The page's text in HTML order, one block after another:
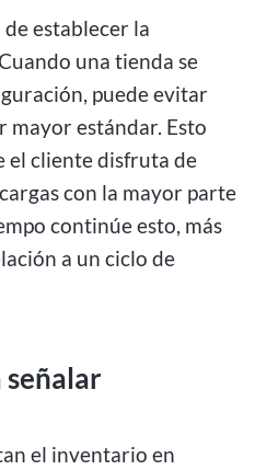
establecer la
una tienda se
puede evitar
mayor estándar. Esto
el cliente disfruta de
con la mayor parte
continúe esto, más
a un ciclo de
señalar
el inventario en